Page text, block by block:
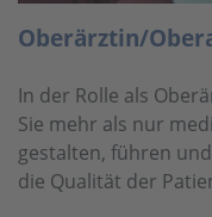
Oberärztin/
In der Rolle als
Sie mehr als nur
gestalten, führen
die Qualität der